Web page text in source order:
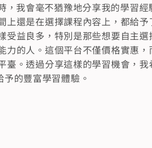
我會毫不猶豫地分享我的學習經
還是在選擇課程內容上，都給予
受益良多，特別是那些想要自主
力的人。這個平台不僅價格實惠
臺。透過分享這樣的學習機會，
的豐富學習體驗。